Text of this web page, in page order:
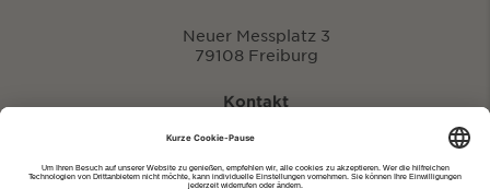
Neuer Messplatz 3
79108 Freiburg
Kontakt
eventportal@fwtm.de